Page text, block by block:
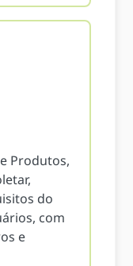
Produtos,
do
com
e